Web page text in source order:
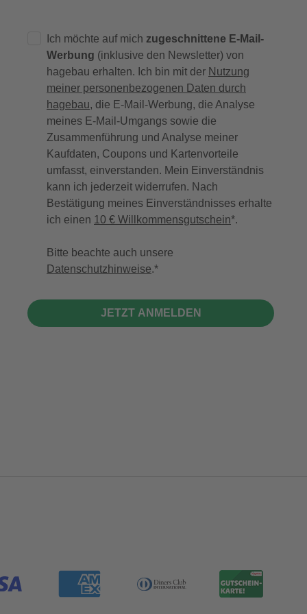
Ich möchte auf mich zugeschnittene E-Mail-
Werbung (inklusive den Newsletter) von
hagebau erhalten. Ich bin mit der Nutzung
meiner personenbezogenen Daten durch
hagebau, die E-Mail-Werbung, die Analyse
meines E-Mail-Umgangs sowie die
Zusammenführung und Analyse meiner
Kaufdaten, Coupons und Kartenvorteile
umfasst, einverstanden. Mein Einverständnis
kann ich jederzeit widerrufen. Nach
Bestätigung meines Einverständnisses erhalte
ich einen 10 € Willkommensgutschein*.
Bitte beachte auch unsere
Datenschutzhinweise.
JETZT ANMELDEN